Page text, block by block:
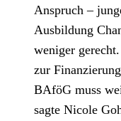
Anspruch –
Ausbildung
weniger
zur
BAföG muss
sagte Nicole